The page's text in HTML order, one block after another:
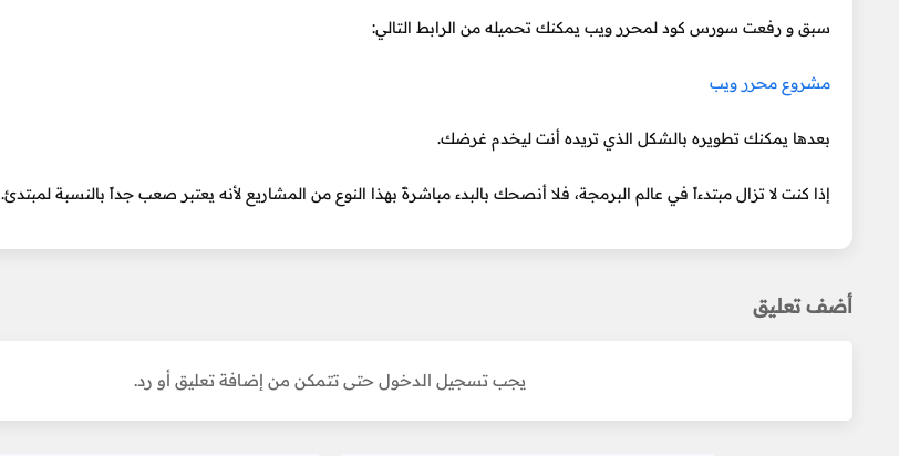
سبق و رفعت سورس كود لمحرر ويب يمكنك تحميله من الرابط التالي:
مشروع محرر ويب
بعدها يمكنك تطويره بالشكل الذي تريده أنت ليخدم غرضك.
إذا كنت لا تزال مبتدءاً في عالم البرمجة، فلا أنصحك بالبدء مباشرةً بهذا النوع من المشاريع لأنه يعتبر صعب جداً بالنسبة لمبتدئ.
أضف تعليق
يجب تسجيل الدخول حتى تتمكن من إضافة تعليق أو رد.